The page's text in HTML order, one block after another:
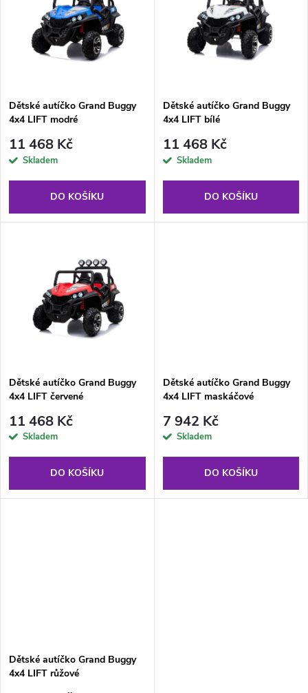
p
r
o
d
s
p
r
ů
Dětské autíčko Grand Buggy
4x4 LIFT modré
11 468 Kč
Skladem
DO KOŠÍKU
Dětské autíčko Grand Buggy
4x4 LIFT bílé
11 468 Kč
Skladem
DO KOŠÍKU
Dětské autíčko Grand Buggy
4x4 LIFT červené
11 468 Kč
Skladem
DO KOŠÍKU
Dětské autíčko Grand Buggy
4x4 LIFT maskáčové
7 942 Kč
Skladem
DO KOŠÍKU
Dětské autíčko Grand Buggy
4x4 LIFT růžové